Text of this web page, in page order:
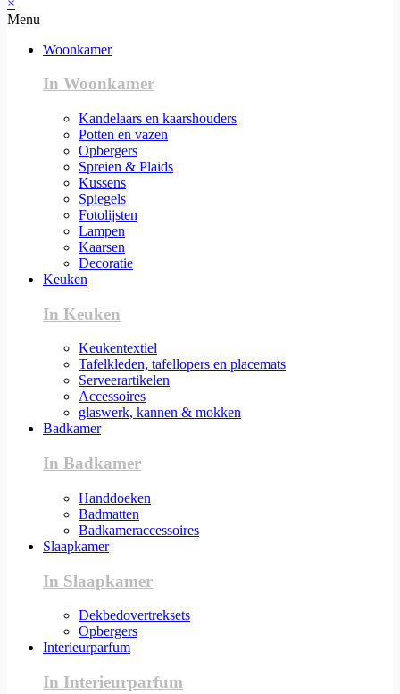
Menu
Woonkamer
In Woonkamer
Kandelaars en kaarshouders
Potten en vazen
Opbergers
Spreien & Plaids
Kussens
Spiegels
Fotolijsten
Lampen
Kaarsen
Decoratie
Keuken
In Keuken
Keukentextiel
Tafelkleden, tafellopers en placemats
Serveerartikelen
Accessoires
glaswerk, kannen & mokken
Badkamer
In Badkamer
Handdoeken
Badmatten
Badkameraccessoires
Slaapkamer
In Slaapkamer
Dekbedovertreksets
Opbergers
Interieurparfum
In Interieurparfum